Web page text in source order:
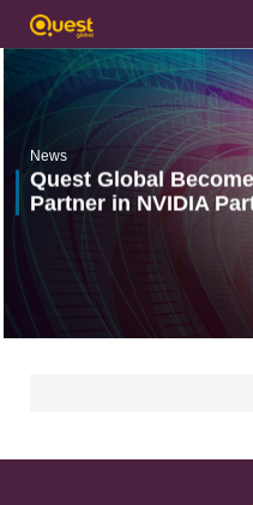
News
Quest Global
Partner in NVIDIA